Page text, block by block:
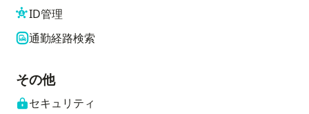
ID管理
通勤経路検索
その他
セキュリティ